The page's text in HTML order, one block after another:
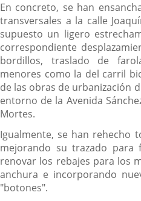
En concreto, se han
transversales a la calle
supuesto un ligero
correspondiente
bordillos, traslado de
menores como la del carril
de las obras de urbanización
entorno de la Avenida
Mortes.
Igualmente, se han rehecho
mejorando su trazado para
renovar los rebajes para los
anchura e incorporando
"botones".